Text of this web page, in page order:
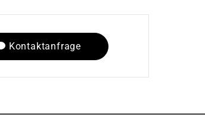
Kontaktanfrage